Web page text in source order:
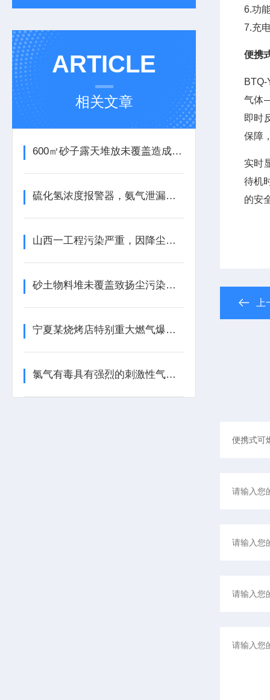
ARTICLE
相关文章
600㎡砂子露天堆放未覆盖造成扬尘污染
硫化氢浓度报警器，氨气泄漏报警器在污水处理厂中的应用
山西一工程污染严重，因降尘设备缺失，居民生活“蒙尘”！
砂土物料堆未覆盖致扬尘污染，海南两公司被罚款！
宁夏某烧烤店特别重大燃气爆炸事故
氯气有毒具有强烈的刺激性气味，防止氯气泄漏的措施！
6.功
7.充
便携
气体
即时
保障
实时
待机
的安